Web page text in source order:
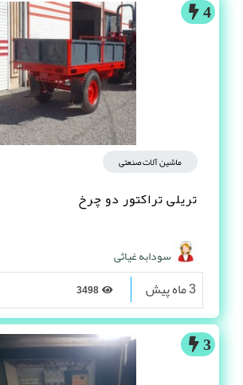
4
ماشین آلات صنعتی
تریلی تراکتور دو چرخ
سودابه غیاثی
3 ماه پیش
3